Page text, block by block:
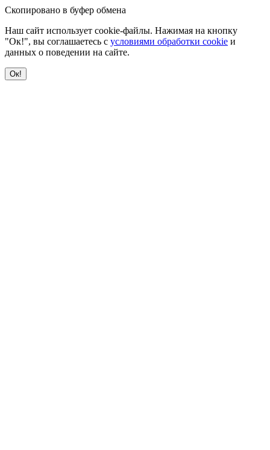
Скопировано в буфер обмена
Наш сайт использует cookie-файлы. Нажимая на кнопку
"Ок!", вы соглашаетесь с условиями обработки cookie и
данных о поведении на сайте.
Ок!